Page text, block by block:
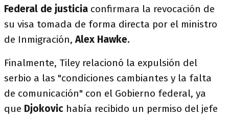
Federal de justicia confirmara la revocación de
su visa tomada de forma directa por el ministro
de Inmigración,Alex Hawke.
Finalmente, Tiley relacionó la expulsión del
serbio a las "condiciones cambiantes y la falta
de comunicación" con el Gobierno federal, ya
que Djokovic había recibido un permiso del jefe